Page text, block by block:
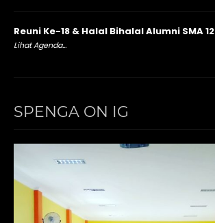
Reuni Ke-18 & Halal Bihalal Alumni SMA 12
Lihat Agenda...
SPENGA ON IG